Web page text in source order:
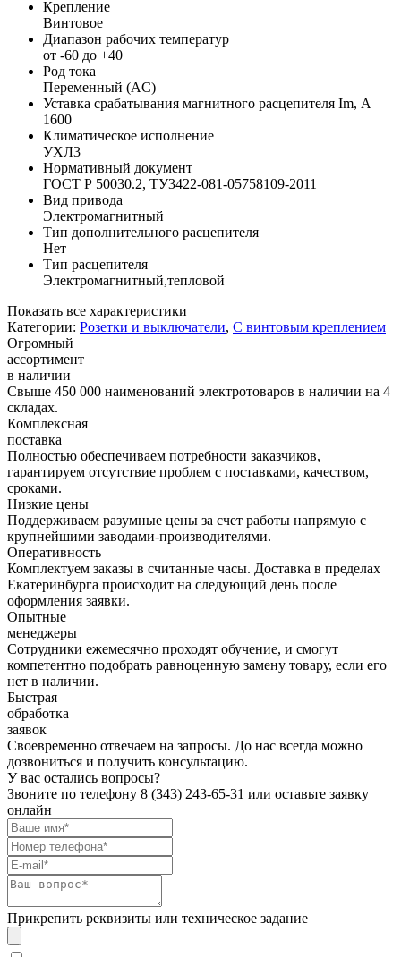
Крепление
Винтовое
Диапазон рабочих температур
от -60 до +40
Род тока
Переменный (AC)
Уставка срабатывания магнитного расцепителя Im, А
1600
Климатическое исполнение
УХЛ3
Нормативный документ
ГОСТ Р 50030.2, ТУ3422-081-05758109-2011
Вид привода
Электромагнитный
Тип дополнительного расцепителя
Нет
Тип расцепителя
Электромагнитный,тепловой
Показать все характеристики
Категории: Розетки и выключатели, С винтовым креплением
Огромный
ассортимент
в наличии
Свыше 450 000 наименований электротоваров в наличии на 4
складах.
Комплексная
поставка
Полностью обеспечиваем потребности заказчиков,
гарантируем отсутствие проблем с поставками, качеством,
сроками.
Низкие цены
Поддерживаем разумные цены за счет работы напрямую с
крупнейшими заводами-производителями.
Оперативность
Комплектуем заказы в считанные часы. Доставка в пределах
Екатеринбурга происходит на следующий день после
оформления заявки.
Опытные
менеджеры
Сотрудники ежемесячно проходят обучение, и смогут
компетентно подобрать равноценную замену товару, если его
нет в наличии.
Быстрая
обработка
заявок
Своевременно отвечаем на запросы. До нас всегда можно
дозвониться и получить консультацию.
У вас остались вопросы?
Звоните по телефону 8 (343) 243-65-31 или оставьте заявку
онлайн
Прикрепить реквизиты или техническое задание